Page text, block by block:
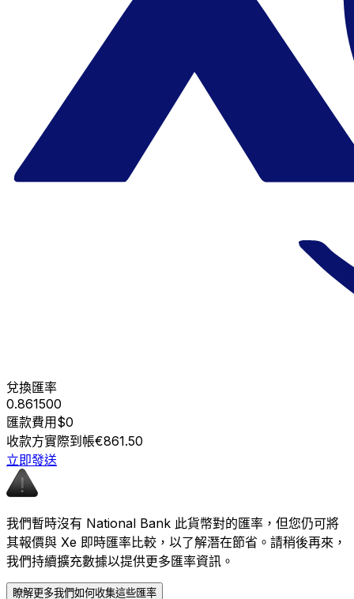
兌換匯率
0.861500
匯款費用$0
收款方實際到帳€861.50
立即發送
我們暫時沒有 National Bank 此貨幣對的匯率，但您仍可將
其報價與 Xe 即時匯率比較，以了解潛在節省。請稍後再來，
我們持續擴充數據以提供更多匯率資訊。
瞭解更多我們如何收集這些匯率